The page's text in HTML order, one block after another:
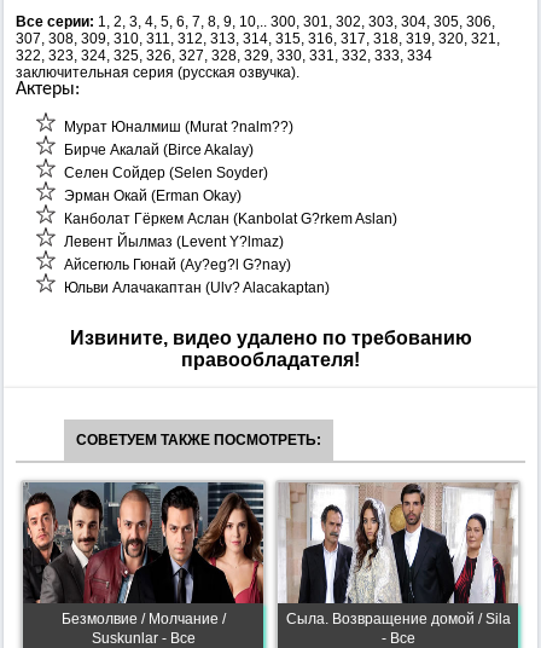
Все серии: 1, 2, 3, 4, 5, 6, 7, 8, 9, 10,.. 300, 301, 302, 303, 304, 305, 306,
307, 308, 309, 310, 311, 312, 313, 314, 315, 316, 317, 318, 319, 320, 321,
322, 323, 324, 325, 326, 327, 328, 329, 330, 331, 332, 333, 334
заключительная серия (русская озвучка).
Актеры:
Мурат Юналмиш (Murat ?nalm??)
Бирче Акалай (Birce Akalay)
Селен Сойдер (Selen Soyder)
Эрман Окай (Erman Okay)
Канболат Гёркем Аслан (Kanbolat G?rkem Aslan)
Левент Йылмаз (Levent Y?lmaz)
Айсегюль Гюнай (Ay?eg?l G?nay)
Юльви Алачакаптан (Ulv? Alacakaptan)
Извините, видео удалено по требованию
правообладателя!
СОВЕТУЕМ ТАКЖЕ ПОСМОТРЕТЬ:
Безмолвие / Молчание /
Suskunlar - Все
Сыла. Возвращение домой / Sila
- Все